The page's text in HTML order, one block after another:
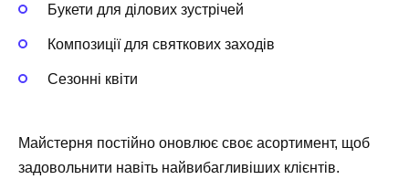
Букети для ділових зустрічей
Композиції для святкових заходів
Сезонні квіти
Майстерня постійно оновлює своє асортимент, щоб
задовольнити навіть найвибагливіших клієнтів.